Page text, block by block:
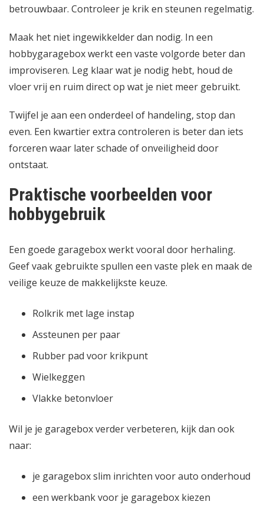
betrouwbaar. Controleer je krik en steunen regelmatig.
Maak het niet ingewikkelder dan nodig. In een
hobbygaragebox werkt een vaste volgorde beter dan
improviseren. Leg klaar wat je nodig hebt, houd de
vloer vrij en ruim direct op wat je niet meer gebruikt.
Twijfel je aan een onderdeel of handeling, stop dan
even. Een kwartier extra controleren is beter dan iets
forceren waar later schade of onveiligheid door
ontstaat.
Praktische voorbeelden voor
hobbygebruik
Een goede garagebox werkt vooral door herhaling.
Geef vaak gebruikte spullen een vaste plek en maak de
veilige keuze de makkelijkste keuze.
Rolkrik met lage instap
Assteunen per paar
Rubber pad voor krikpunt
Wielkeggen
Vlakke betonvloer
Wil je je garagebox verder verbeteren, kijk dan ook
naar:
je garagebox slim inrichten voor auto onderhoud
een werkbank voor je garagebox kiezen